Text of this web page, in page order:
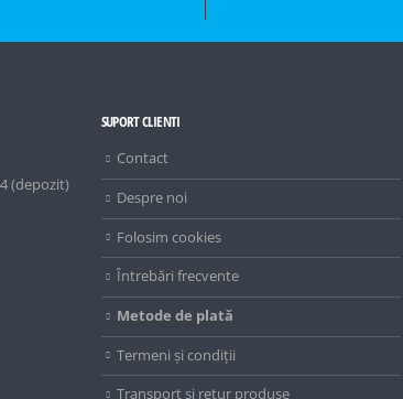
(depozit)
SUPORT CLIENTI
Contact
Despre noi
Folosim cookies
Întrebări frecvente
Metode de plată
Termeni și condiții
Transport și retur produse